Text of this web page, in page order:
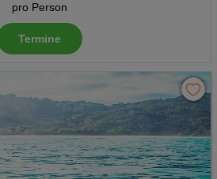
pro Person
Termine